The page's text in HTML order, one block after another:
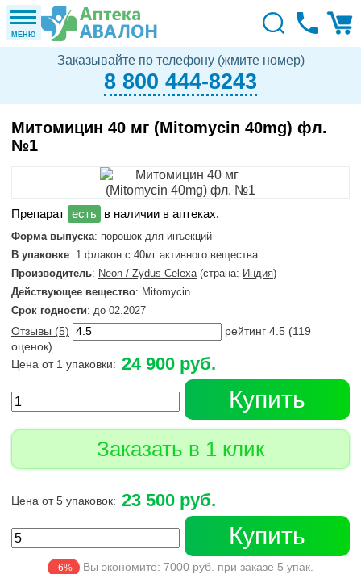
МЕНЮ
Заказывайте по телефону (жмите номер)
8 800 444-8243
Митомицин 40 мг (Mitomycin 40mg) фл.
№1
в наличии в аптеках.
Форма выпуска: порошок для инъекций
В упаковке: 1 флакон с 40мг активного вещества
Производитель: Neon / Zydus Celexa(страна: Индия)
Действующее вещество: Mitomycin
Срок годности: до 02.2027
Отзывы (5) рейтинг 4.5 (119
оценок)
Цена от 1 упаковки: 24 900 руб.
Купить
Заказать в 1 клик
Цена от 5 упаковок: 23 500 руб.
Купить
-6% Вы экономите: 7000 руб. при заказе 5 упак.